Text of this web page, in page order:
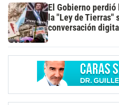
El Gobierno perdió
la "Ley de Tierras"
conversación digital